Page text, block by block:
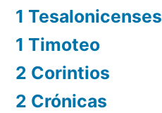
1 Tesalonicenses
1 Timoteo
2 Corintios
2 Crónicas